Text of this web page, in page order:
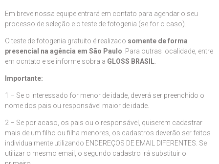
Em breve nossa equipe entrará em contato para agendar o seu
processo de seleção e o teste de fotogenia (se for o caso).
O teste de fotogenia gratuito é realizado somente de forma
presencial na agência em São Paulo . Para outras localidade, entre
em ocntato e se informe sobra a GLOSS BRASIL
Importante:
1 – Se o interessado for menor de idade, deverá ser preenchido o
nome dos pais ou responsável maior de idade.
2 – Se por acaso, os pais ou o responsável, quiserem cadastrar
mais de um filho ou filha menores, os cadastros deverão ser feitos
individualmente utilizando ENDEREÇOS DE EMAIL DIFERENTES. Se
utilizar o mesmo email, o segundo cadastro irá substituir o